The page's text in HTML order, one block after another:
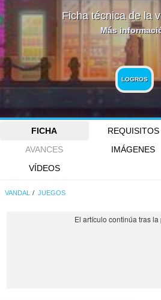
Ficha técnica de la
Más
LOGROS
FICHA REQUISITOS
AVANCES
IMÁGENES
VÍDEOS
VANDAL JUEGOS